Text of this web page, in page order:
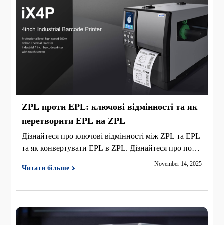
ZPL проти EPL: ключові відмінності та як
перетворити EPL на ZPL
Дізнайтеся про ключові відмінності між ZPL та EPL
та як конвертувати EPL в ZPL. Дізнайтеся про пора
ди щодо сумісності сучасних принтерів і систем шт
рих-кодів.
Читати більше
November 14, 2025